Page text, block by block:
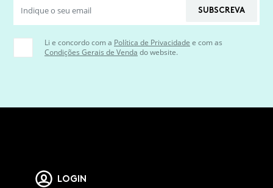
SUBSCREVA
Li e concordo com a Política de Privacidade e com as
Condições Gerais de Venda do website.
LOGIN